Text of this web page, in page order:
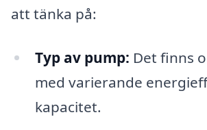
att tänka på:
Typ av pump: Det finns
med varierande
kapacitet.